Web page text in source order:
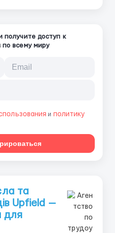
получите доступ к
всему миру
и политику
та
Upfield —
для